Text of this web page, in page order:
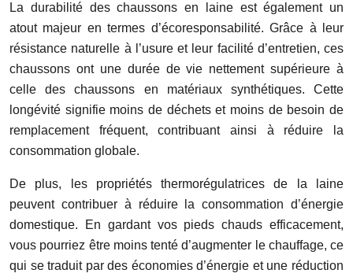
La durabilité des chaussons en laine est également un
atout majeur en termes d’écoresponsabilité. Grâce à leur
résistance naturelle à l’usure et leur facilité d’entretien, ces
chaussons ont une durée de vie nettement supérieure à
celle des chaussons en matériaux synthétiques. Cette
longévité signifie moins de déchets et moins de besoin de
remplacement fréquent, contribuant ainsi à réduire la
consommation globale.
De plus, les propriétés thermorégulatrices de la laine
peuvent contribuer à réduire la consommation d’énergie
domestique. En gardant vos pieds chauds efficacement,
vous pourriez être moins tenté d’augmenter le chauffage, ce
qui se traduit par des économies d’énergie et une réduction